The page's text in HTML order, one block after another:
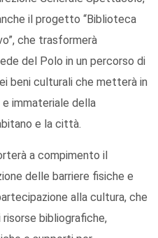
il progetto “Biblioteca
che trasformerà
del Polo in un percorso di
beni culturali che metterà in
immateriale della
e la città.
a compimento il
delle barriere fisiche e
alla cultura, che
bibliografiche,